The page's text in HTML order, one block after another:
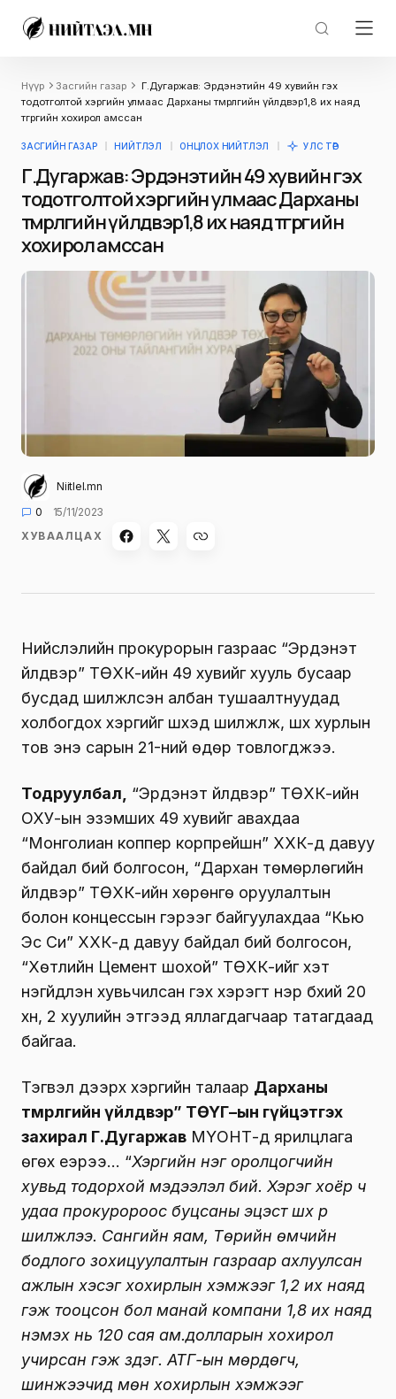
Нүүр Засгийн газар
Г.Дугаржав: Эрдэнэтийн 49 хувийн гэх
тодотголтой хэргийн улмаас Дарханы төмөрлөгийн үйлдвэр1,8 их наяд
төгрөгийн хохирол амссан
ЗАСГИЙН ГАЗАР НИЙТЛЭЛ ОНЦЛОХ НИЙТЛЭЛ УЛС ТӨР
Г.Дугаржав: Эрдэнэтийн 49 хувийн гэх
тодотголтой хэргийн улмаас Дарханы
төмөрлөгийн үйлдвэр1,8 их наяд төгрөгийн
хохирол амссан
Niitlel.mn
0
15/11/2023
ХУВААЛЦАХ
Нийслэлийн прокурорын газраас “Эрдэнэт
үйлдвэр” ТӨХК-ийн 49 хувийг хууль бусаар
бусдад шилжүүлсэн албан тушаалтнуудад
холбогдох хэргийг шүүхэд шилжүүлж, шүүх хурлын
тов энэ сарын 21-ний өдөр товлогджээ.
Тодруулбал, “Эрдэнэт үйлдвэр” ТӨХК-ийн
ОХУ-ын эзэмших 49 хувийг авахдаа
“Монголиан коппер корпрейшн” ХХК-д давуу
байдал бий болгосон, “Дархан төмөрлөгийн
үйлдвэр” ТӨХК-ийн хөрөнгө оруулалтын
болон концессын гэрээг байгуулахдаа “Кью
Эс Си” ХХК-д давуу байдал бий болгосон,
“Хөтлийн Цемент шохой” ТӨХК-ийг хэт
үнэгүйдүүлэн хувьчилсан гэх хэрэгт нэр бүхий 20
хүн, 2 хуулийн этгээд яллагдагчаар татагдаад
байгаа.
Тэгвэл дээрх хэргийн талаар Дарханы
төмөрлөгийн үйлдвэр” ТӨҮГ–ын гүйцэтгэх
захирал Г.Дугаржав МҮОНТ-д ярилцлага
өгөх үеэрээ… “Хэргийн нэг оролцогчийн
хувьд тодорхой мэдээлэл бий. Хэрэг хоёр ч
удаа прокуророос буцсаны эцэст шүүх рүү
шилжлээ. Сангийн яам, Төрийн өмчийн
бодлого зохицуулалтын газраар ахлуулсан
ажлын хэсэг хохирлын хэмжээг 1,2 их наяд
гэж тооцсон бол манай компани 1,8 их наяд
нэмэх нь 120 сая ам.долларын хохирол
учирсан гэж үздэг. АТГ-ын мөрдөгч,
шинжээчид мөн хохирлын хэмжээг